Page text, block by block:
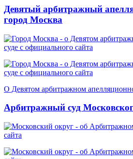
Девятый арбитражный
город Москва
О Девятом арбитражном
Арбитражный суд